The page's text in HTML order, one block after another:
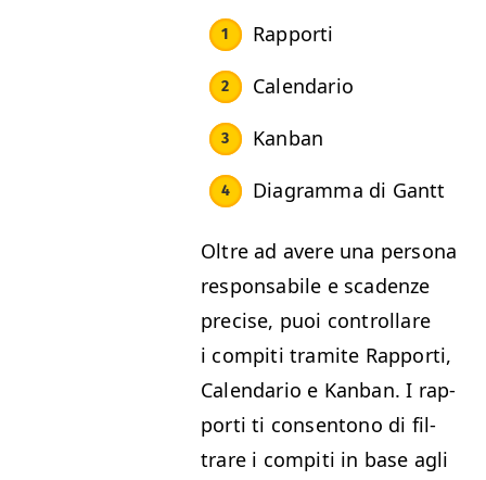
Rap­por­ti
Cal­en­dario
Kan­ban
Dia­gram­ma di Gantt
Oltre ad avere una per­sona
respon­s­abile e sca­den­ze
pre­cise, puoi con­trol­lare
i com­pi­ti tramite Rap­por­ti,
Cal­en­dario e Kan­ban. I rap­
por­ti ti con­sentono di fil­
trare i com­pi­ti in base agli